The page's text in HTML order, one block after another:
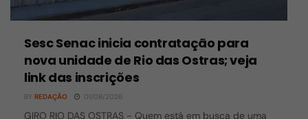
Sesc Senac inicia contratação para
nova unidade de Rio das Ostras; veja
link das inscrições
BY REDAÇÃO 01/08/2026
GIRO RIO DAS OSTRAS - Quem está em busca de uma